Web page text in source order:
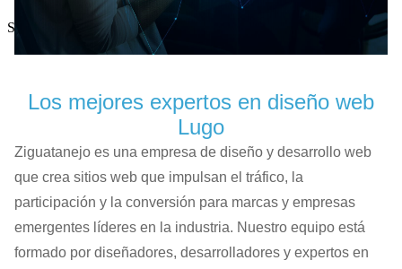
SEARCH:
Los mejores expertos en diseño web
Lugo
Ziguatanejo es una empresa de diseño y desarrollo web
que crea sitios web que impulsan el tráfico, la
participación y la conversión para marcas y empresas
emergentes líderes en la industria. Nuestro equipo está
formado por diseñadores, desarrolladores y expertos en